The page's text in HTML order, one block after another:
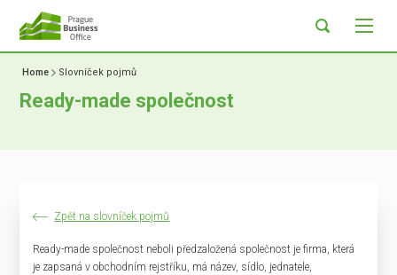
Home Slovníček pojmů
Ready-made společnost
Zpět na slovníček pojmů
Ready-made společnost neboli předzaložená společnost je firma, která
je zapsaná v obchodním rejstříku, má název, sídlo, jednatele,